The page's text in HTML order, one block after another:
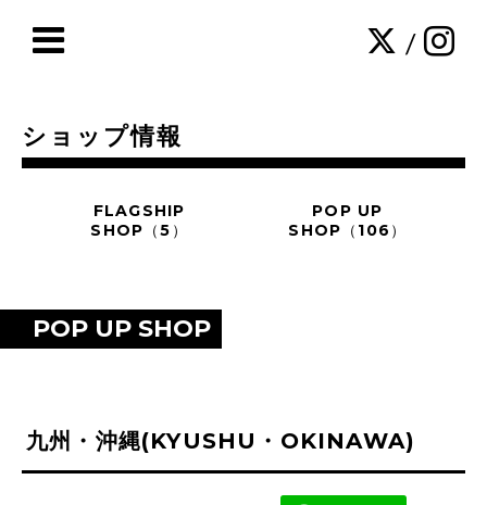
/
ショップ情報
FLAGSHIP
SHOP（5）
POP UP
SHOP（106）
POP UP SHOP
九州・沖縄(KYUSHU・OKINAWA)